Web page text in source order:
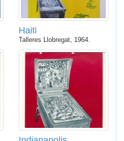
Haiti
Talleres Llobregat, 1964.